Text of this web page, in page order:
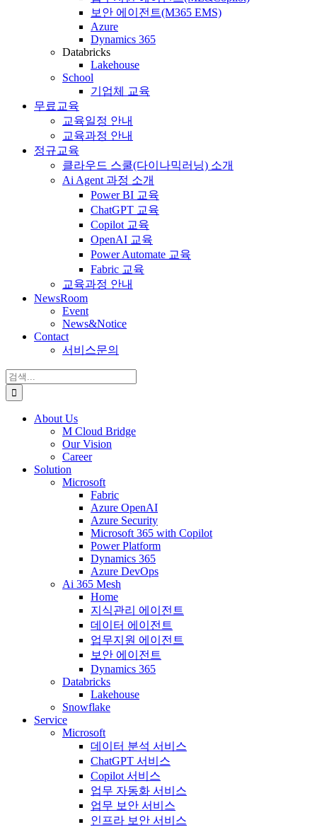
보안 에이전트(M365 EMS)
Azure
Dynamics 365
Databricks
Lakehouse
School
기업체 교육
무료교육
교육일정 안내
교육과정 안내
정규교육
클라우드 스쿨(다이나믹러닝) 소개
Ai Agent 과정 소개
Power BI 교육
ChatGPT 교육
Copilot 교육
OpenAI 교육
Power Automate 교육
Fabric 교육
교육과정 안내
NewsRoom
Event
News&Notice
Contact
서비스문의
검
색:
About Us
M Cloud Bridge
Our Vision
Career
Solution
Microsoft
Fabric
Azure OpenAI
Azure Security
Microsoft 365 with Copilot
Power Platform
Dynamics 365
Azure DevOps
Ai 365 Mesh
Home
지식관리 에이전트
데이터 에이전트
업무지원 에이전트
보안 에이전트
Dynamics 365
Databricks
Lakehouse
Snowflake
Service
Microsoft
데이터 분석 서비스
ChatGPT 서비스
Copilot 서비스
업무 자동화 서비스
업무 보안 서비스
인프라 보안 서비스